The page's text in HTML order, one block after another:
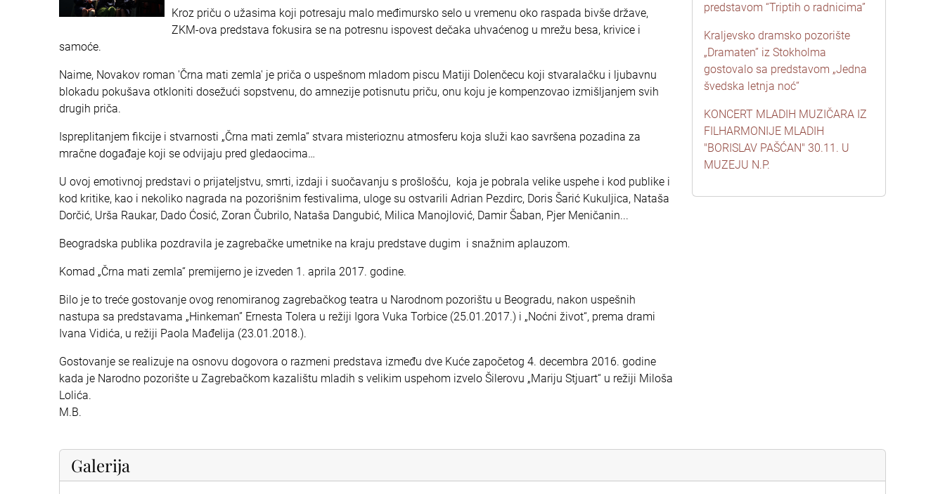
Kroz priču o užasima koji potresaju malo međimursko selo u vremenu oko raspada bivše države,
ZKM-ova predstava fokusira se na potresnu ispovest dečaka uhvaćenog u mrežu besa, krivice i
samoće.
Naime, Novakov roman 'Črna mati zemla' je priča o uspešnom mladom piscu Matiji Dolenčecu koji stvaralačku i ljubavnu
blokadu pokušava otkloniti dosežući sopstvenu, do amnezije potisnutu priču, onu koju je kompenzovao izmišljanjem svih
drugih priča.
Ispreplitanjem fikcije i stvarnosti „Črna mati zemla“ stvara misterioznu atmosferu koja služi kao savršena pozadina za
mračne događaje koji se odvijaju pred gledaocima…
U ovoj emotivnoj predstavi o prijateljstvu, smrti, izdaji i suočavanju s prošlošću, koja je pobrala velike uspehe i kod publike i
kod kritike, kao i nekoliko nagrada na pozorišnim festivalima, uloge su ostvarili Adrian Pezdirc, Doris Šarić Kukuljica, Nataša
Dorčić, Urša Raukar, Dado Ćosić, Zoran Čubrilo, Nataša Dangubić, Milica Manojlović, Damir Šaban, Pjer Meničanin...
Beogradska publika pozdravila je zagrebačke umetnike na kraju predstave dugim i snažnim aplauzom.
Komad „Črna mati zemla“ premijerno je izveden 1. aprila 2017. godine.
Bilo je to treće gostovanje ovog renomiranog zagrebačkog teatra u Narodnom pozorištu u Beogradu, nakon uspešnih
nastupa sa predstavama „Hinkeman” Ernesta Tolera u režiji Igora Vuka Torbice (25.01.2017.) i „Noćni život“, prema drami
Ivana Vidića, u režiji Paola Mađelija (23.01.2018.).
Gostovanje se realizuje na osnovu dogovora o razmeni predstava između dve Kuće započetog 4. decembra 2016. godine
kada je Narodno pozorište u Zagrebačkom kazalištu mladih s velikim uspehom izvelo Šilerovu „Mariju Stjuart“ u režiji Miloša
Lolića.
M.B.
predstavom “Triptih o radnicima”
Kraljevsko dramsko pozorište
„Dramaten” iz Stokholma
gostovalo sa predstavom „Jedna
švedska letnja noć“
KONCERT MLADIH MUZIČARA IZ
FILHARMONIJE MLADIH
"BORISLAV PAŠĆAN" 30.11. U
MUZEJU N.P.
Galerija